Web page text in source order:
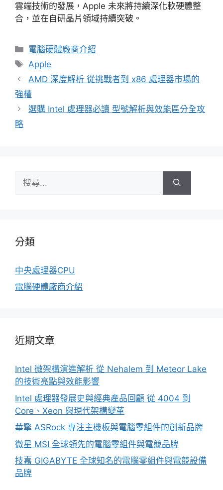
雲端技術的發展，Apple 未來將持續深化軟硬體整
合，並在自研晶片領域持續突破。
分
類
電腦硬體廠商介紹
標
籤
Apple
AMD 深度解析 從挑戰者到 x86 處理器市場的
強權
選購 Intel 處理器必讀 型號解析與效能區分全攻
略
尋:
分類
中央處理器CPU
電腦硬體廠商介紹
近期文章
Intel 微架構演進解析 從 Nehalem 到 Meteor Lake
的技術亮點與效能影響
Intel 處理器發展史與經典產品回顧 從 4004 到
Core、Xeon 與現代架構變革
華擎 ASRock 專注主機板與電腦零組件的創新品牌
微星 MSI 全球領先的電腦零組件與電競品牌
技嘉 GIGABYTE 全球知名的電腦零組件與電競設備
品牌